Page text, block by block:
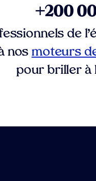
+200
de
nosmoteurs
pour briller à